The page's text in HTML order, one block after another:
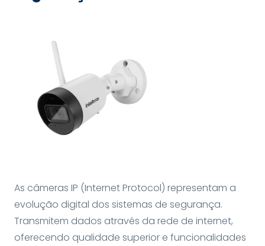
As câmeras IP (Internet Protocol) representam a
evolução digital dos sistemas de segurança.
Transmitem dados através da rede de internet,
oferecendo qualidade superior e funcionalidades